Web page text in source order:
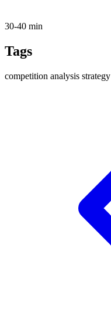
30-40 min
Tags
competition analysis strategy